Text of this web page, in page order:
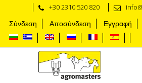
+30 2310 520 820
Σύνδεση Αποσύνδεση Εγγραφή
Редактирай